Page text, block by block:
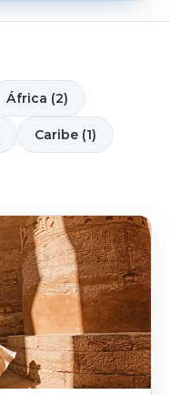
África (2)
Caribe (1)